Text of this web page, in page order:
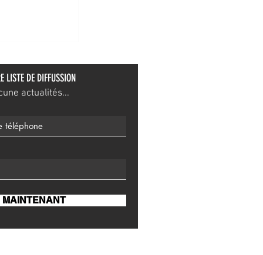
LISTE DE DIFFUSSION
actualités...